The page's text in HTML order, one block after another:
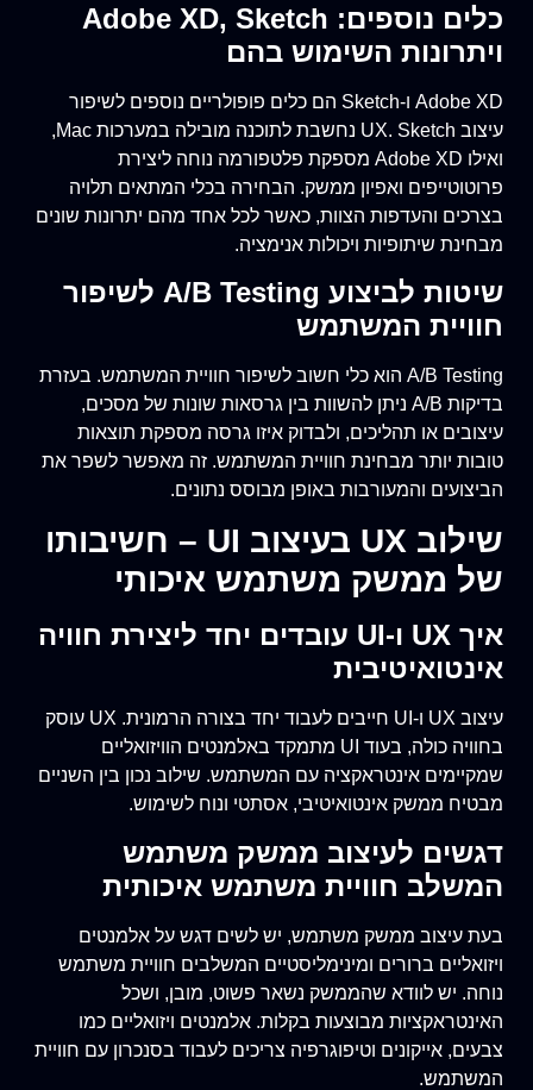
כלים נוספים: Adobe XD, Sketch
ויתרונות השימוש בהם
Adobe XD ו-Sketch הם כלים פופולריים נוספים לשיפור
עיצוב UX. Sketch נחשבת לתוכנה מובילה במערכות Mac,
ואילו Adobe XD מספקת פלטפורמה נוחה ליצירת
פרוטוטייפים ואפיון ממשק. הבחירה בכלי המתאים תלויה
בצרכים והעדפות הצוות, כאשר לכל אחד מהם יתרונות שונים
מבחינת שיתופיות ויכולות אנימציה.
שיטות לביצוע A/B Testing לשיפור
חוויית המשתמש
A/B Testing הוא כלי חשוב לשיפור חוויית המשתמש. בעזרת
בדיקות A/B ניתן להשוות בין גרסאות שונות של מסכים,
עיצובים או תהליכים, ולבדוק איזו גרסה מספקת תוצאות
טובות יותר מבחינת חוויית המשתמש. זה מאפשר לשפר את
הביצועים והמעורבות באופן מבוסס נתונים.
שילוב UX בעיצוב UI – חשיבותו
של ממשק משתמש איכותי
איך UX ו-UI עובדים יחד ליצירת חוויה
אינטואיטיבית
עיצוב UX ו-UI חייבים לעבוד יחד בצורה הרמונית. UX עוסק
בחוויה כולה, בעוד UI מתמקד באלמנטים הוויזואליים
שמקיימים אינטראקציה עם המשתמש. שילוב נכון בין השניים
מבטיח ממשק אינטואיטיבי, אסתטי ונוח לשימוש.
דגשים לעיצוב ממשק משתמש
המשלב חוויית משתמש איכותית
בעת עיצוב ממשק משתמש, יש לשים דגש על אלמנטים
ויזואליים ברורים ומינימליסטיים המשלבים חוויית משתמש
נוחה. יש לוודא שהממשק נשאר פשוט, מובן, ושכל
האינטראקציות מבוצעות בקלות. אלמנטים ויזואליים כמו
צבעים, אייקונים וטיפוגרפיה צריכים לעבוד בסנכרון עם חוויית
המשתמש.